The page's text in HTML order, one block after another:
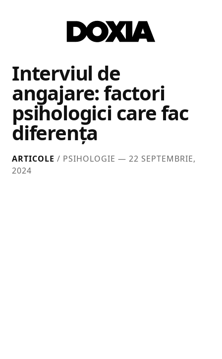
Interviul de
angajare: factori
psihologici care fac
diferenţa
ARTICOLE / PSIHOLOGIE — 22 SEPTEMBRIE,
2024